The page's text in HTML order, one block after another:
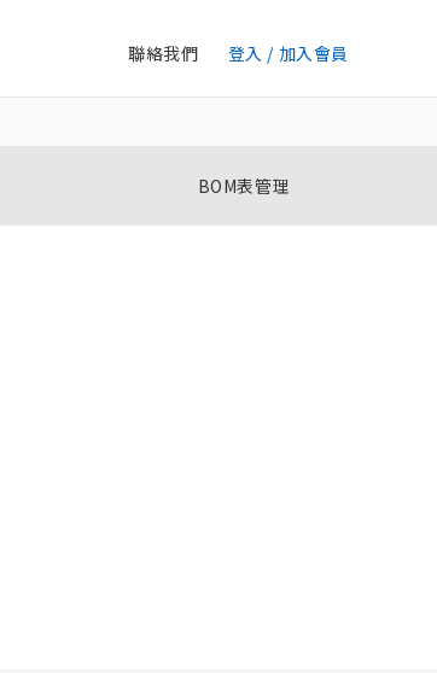
登入 / 加入會員
聯絡我們
BOM表管理